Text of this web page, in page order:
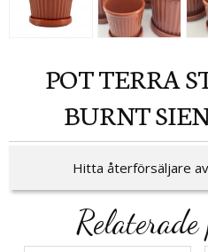
POT TERRA STRIPE GLAZE
BURNT
Hitta återförsäljare